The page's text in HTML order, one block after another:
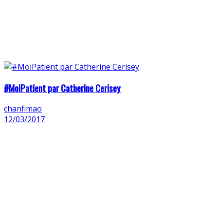
#MoiPatient par Catherine Cerisey
chanfimao
12/03/2017